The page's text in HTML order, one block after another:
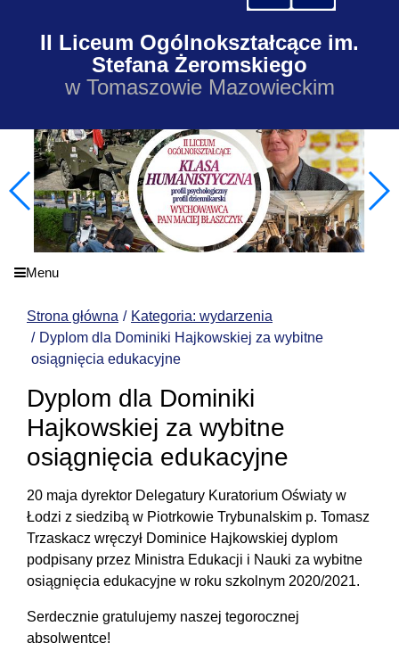
II Liceum Ogólnokształcące im.
Stefana Żeromskiego
w Tomaszowie Mazowieckim
Menu
Strona główna
Kategoria: wydarzenia
Dyplom dla Dominiki Hajkowskiej za wybitne
osiągnięcia edukacyjne
Dyplom dla Dominiki
Hajkowskiej za wybitne
osiągnięcia edukacyjne
20 maja dyrektor Delegatury Kuratorium Oświaty w
Łodzi z siedzibą w Piotrkowie Trybunalskim p. Tomasz
Trzaskacz wręczył Dominice Hajkowskiej dyplom
podpisany przez Ministra Edukacji i Nauki za wybitne
osiągnięcia edukacyjne w roku szkolnym 2020/2021.
Serdecznie gratulujemy naszej tegorocznej
absolwentce!